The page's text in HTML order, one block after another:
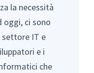
la necessità
oggi, ci sono
settore IT e
e i
che